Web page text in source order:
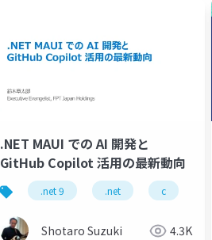
.net maui asp .net core web api
.NET MAUI での AI 開発と
GitHub Copilot 活用の最新動向
.net 9 .net c
Shotaro Suzuki 4.3K